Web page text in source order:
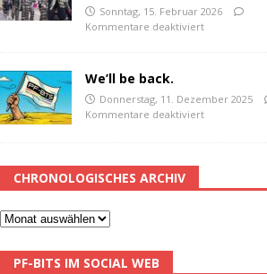
Sonntag, 15. Februar 2026
Kommentare deaktiviert
We’ll be back.
Donnerstag, 11. Dezember 2025
Kommentare deaktiviert
CHRONOLOGISCHES ARCHIV
PF-BITS IM SOCIAL WEB